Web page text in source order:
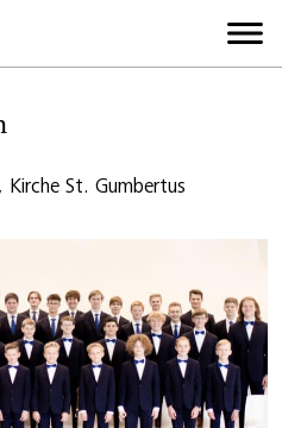
St. Gumbertus